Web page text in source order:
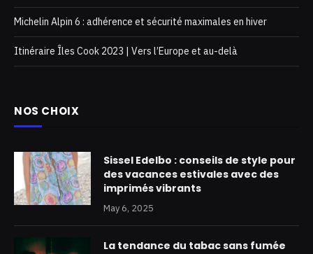
Michelin Alpin 6 : adhérence et sécurité maximales en hiver
Itinéraire Îles Cook 2023 | Vers l’Europe et au-delà
NOS CHOIX
Sissel Edelbo : conseils de style pour
des vacances estivales avec des
imprimés vibrants
May 6, 2025
La tendance du tabac sans fumée